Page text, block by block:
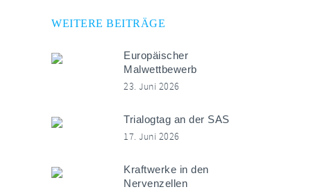
WEITERE BEITRÄGE
Europäischer
Malwettbewerb
23. Juni 2026
Trialogtag an der SAS
17. Juni 2026
Kraftwerke in den
Nervenzellen